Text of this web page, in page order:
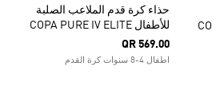
حذاء كرة قدم الملاعب الصلبة
للأطفال COPA PURE IV ELITE
QR 569.00
اطفال 4-8 سنوات كرة القدم